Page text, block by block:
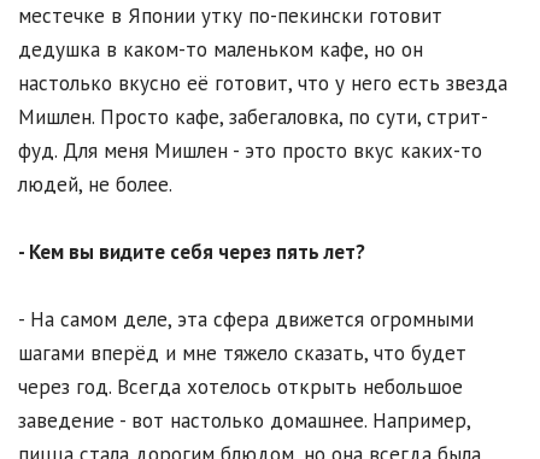
местечке в Японии утку по-пекински готовит
дедушка в каком-то маленьком кафе, но он
настолько вкусно её готовит, что у него есть звезда
Мишлен. Просто кафе, забегаловка, по сути, стрит-
фуд. Для меня Мишлен - это просто вкус каких-то
людей, не более.
- Кем вы видите себя через пять лет?
- На самом деле, эта сфера движется огромными
шагами вперёд и мне тяжело сказать, что будет
через год. Всегда хотелось открыть небольшое
заведение - вот настолько домашнее. Например,